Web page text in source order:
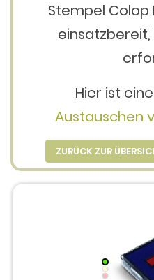
Stempel Colop
einsatzbereit,
Hier ist eine
Austauschen
ZURÜCK ZUR